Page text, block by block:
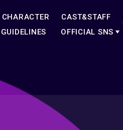
CHARACTER CAST&STAFF
GUIDELINES OFFICIAL SNS